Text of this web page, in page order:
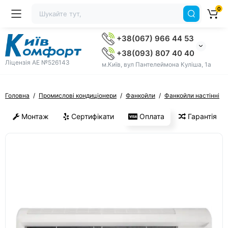
Ліцензія AE №526143
+38(067) 966 44 53
+38(093) 807 40 40
м.Київ, вул Пантелеймона Куліша, 1а
0
Головна Промислові кондиціонери Фанкойли Фанкойли настінні
Монтаж Сертифікати Оплата Гарантія